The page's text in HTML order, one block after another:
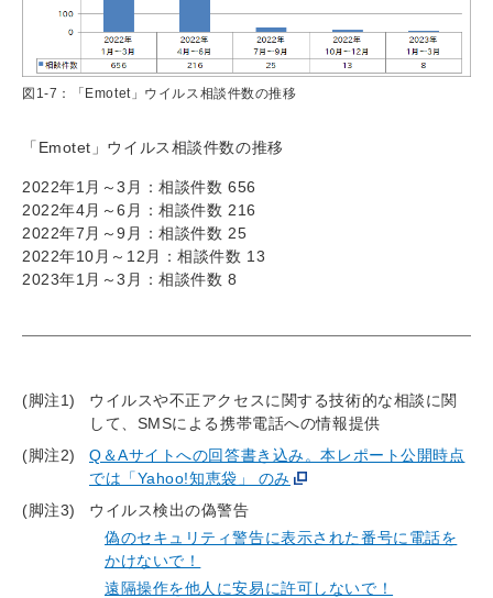
図1-7：「Emotet」ウイルス相談件数の推移
「Emotet」ウイルス相談件数の推移
2022年1月～3月：相談件数 656
2022年4月～6月：相談件数 216
2022年7月～9月：相談件数 25
2022年10月～12月：相談件数 13
2023年1月～3月：相談件数 8
(脚注1)
ウイルスや不正アクセスに関する技術的な相談に関
して、SMSによる携帯電話への情報提供
(脚注2)
Q＆Aサイトへの回答書き込み。本レポート公開時点
では「Yahoo!知恵袋」 のみ
(脚注3)
ウイルス検出の偽警告
偽のセキュリティ警告に表示された番号に電話を
かけないで！
遠隔操作を他人に安易に許可しないで！